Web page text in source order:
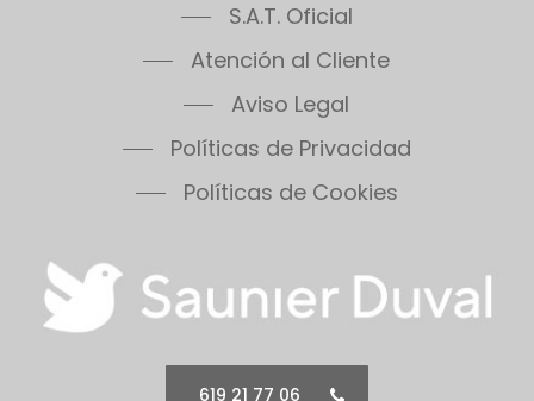
S.A.T. Oficial
Atención al Cliente
Aviso Legal
Políticas de Privacidad
Políticas de Cookies
619 21 77 06